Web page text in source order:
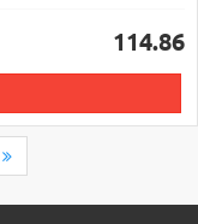
114.86